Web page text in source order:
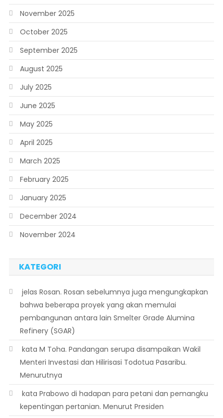
November 2025
October 2025
September 2025
August 2025
July 2025
June 2025
May 2025
April 2025
March 2025
February 2025
January 2025
December 2024
November 2024
KATEGORI
 jelas Rosan. Rosan sebelumnya juga mengungkapkan
bahwa beberapa proyek yang akan memulai
pembangunan antara lain Smelter Grade Alumina
Refinery (SGAR)
 kata M Toha. Pandangan serupa disampaikan Wakil
Menteri Investasi dan Hilirisasi Todotua Pasaribu.
Menurutnya
 kata Prabowo di hadapan para petani dan pemangku
kepentingan pertanian. Menurut Presiden